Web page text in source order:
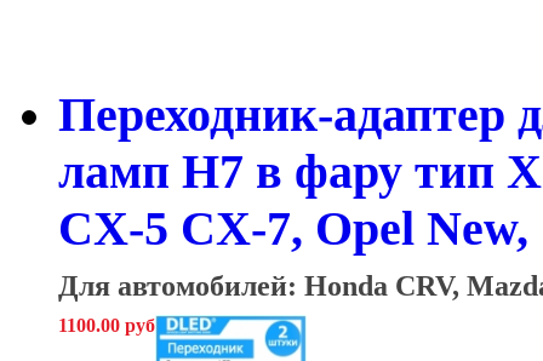
Переходник-адаптер
ламп H7 в фару тип
CX-5 CX-7, Opel
Для автомобилей: Honda CRV,
1100.00 руб